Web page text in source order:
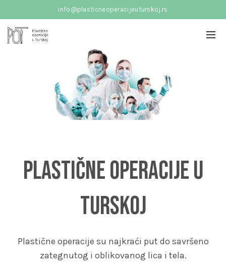
info@plasticneoperacijeuturskoj.rs
Plastične operacije u
Turskoj
Plastične operacije su najkraći put do savršeno
zategnutog i oblikovanog lica i tela.